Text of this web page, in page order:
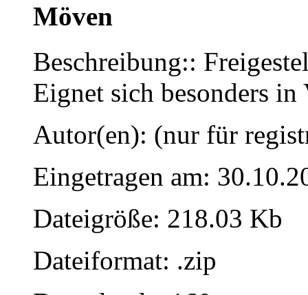
Möven
Beschreibung::
Eignet sich besonders
Autor(en): (nur für
Eingetragen am:
Dateigröße: 218.03 Kb
Dateiformat: .zip